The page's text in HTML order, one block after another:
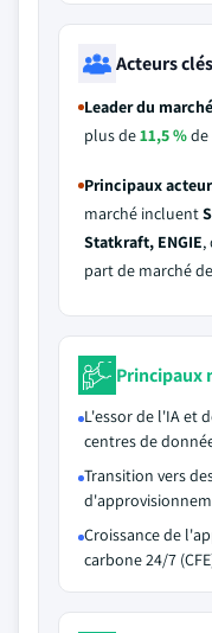
Acteurs clés
Leader du
plus de11,5 %de
Principaux
marché incluent
Statkraft, ENGIE,
part de marché de
Principaux
L'essor de l'IA et
centres de
Transition vers
Croissance de
carbone 24/7